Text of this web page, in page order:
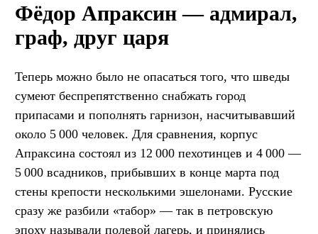
Фёдор Апраксин — адмирал,
граф, друг царя
Теперь можно было не опасаться того, что шведы
сумеют беспрепятственно снабжать город
припасами и пополнять гарнизон, насчитывавший
около 5 000 человек. Для сравнения, корпус
Апраксина состоял из 12 000 пехотинцев и 4 000 —
5 000 всадников, прибывших в конце марта под
стены крепости несколькими эшелонами. Русские
сразу же разбили «табор» — так в петровскую
эпоху называли полевой лагерь, и принялись